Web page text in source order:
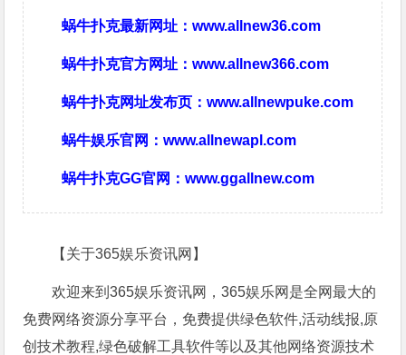
蜗牛扑克最新网址：www.allnew36.com
蜗牛扑克官方网址：www.allnew366.com
蜗牛扑克网址发布页：www.allnewpuke.com
蜗牛娱乐官网：www.allnewapl.com
蜗牛扑克GG官网：www.ggallnew.com
【关于365娱乐资讯网】
欢迎来到365娱乐资讯网，365娱乐网是全网最大的
免费网络资源分享平台，免费提供绿色软件,活动线报,原
创技术教程,绿色破解工具软件等以及其他网络资源技术